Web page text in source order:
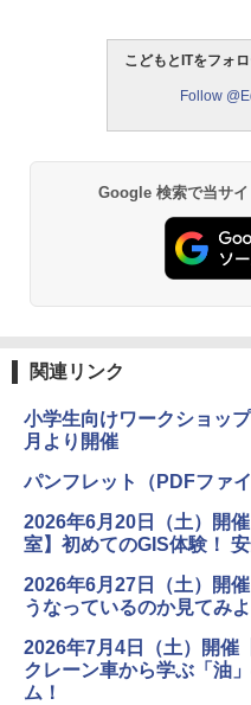
こどもとITをフォ
Follow
Google 検索で当サ
関連リンク
小学生向けワークショッ
月より開催
パンフレット（PDFファイ
2026年6月20日（土）開
室】初めてのGIS体験！
2026年6月27日（土）開
うなっているのか見てみよ
2026年7月4日（土）開催
クレーン車から学ぶ「油
ム！